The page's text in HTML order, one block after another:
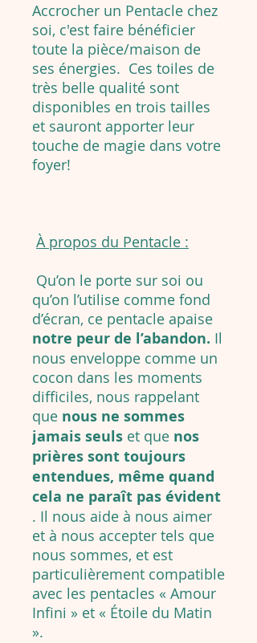
Accrocher un Pentacle chez
soi, c'est faire bénéficier
toute la pièce/maison de
ses énergies. Ces toiles de
très belle qualité sont
disponibles en trois tailles
et sauront apporter leur
touche de magie dans votre
foyer!
À propos du Pentacle :
Qu’on le porte sur soi ou
qu’on l’utilise comme fond
d’écran, ce pentacle apaise
notre peur de l’abandon. Il
nous enveloppe comme un
cocon dans les moments
difficiles, nous rappelant
que nous ne sommes
jamais seuls et que nos
prières sont toujours
entendues, même quand
cela ne paraît pas évident
. Il nous aide à nous aimer
et à nous accepter tels que
nous sommes, et est
particulièrement compatible
avec les pentacles « Amour
Infini » et « Étoile du Matin
».